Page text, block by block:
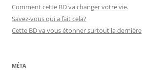
Comment cette BD va changer votre vie.
Savez-vous qui a fait cela?
Cette BD va vous étonner surtout la dernière
MÉTA